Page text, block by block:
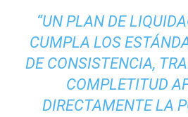
“UN PLAN DE
CUMPLA LOS
DE CONSISTENCIA,
COMPLETITUD
DIRECTAMENTE LA